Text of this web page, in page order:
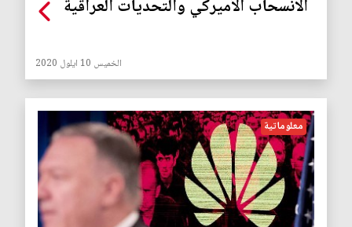
الانسحاب الأميركي والتحديات العراقية
الخميس 10 ايلول 2020
معلوماتية